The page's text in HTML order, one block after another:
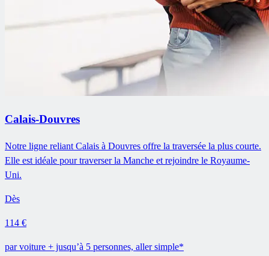
Calais-Douvres
Notre ligne reliant Calais à Douvres offre la traversée la plus courte.
Elle est idéale pour traverser la Manche et rejoindre le Royaume-
Uni.
Dès
114 €
par voiture + jusqu’à 5 personnes, aller simple*